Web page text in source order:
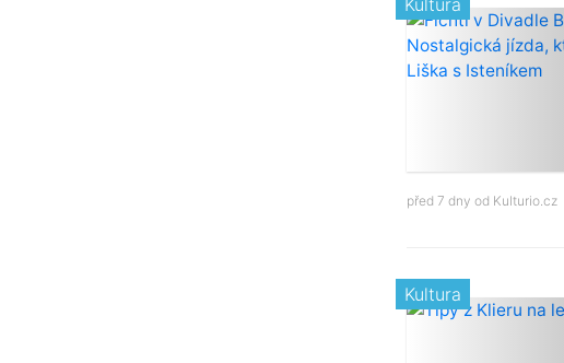
Kultura
před 7 dny od Kulturio.cz
Kultura